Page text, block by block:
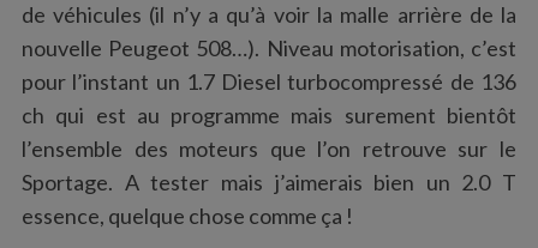
de véhicules (il n’y a qu’à voir la malle arrière de la
nouvelle Peugeot 508…). Niveau motorisation, c’est
pour l’instant un 1.7 Diesel turbocompressé de 136
ch qui est au programme mais surement bientôt
l’ensemble des moteurs que l’on retrouve sur le
Sportage. A tester mais j’aimerais bien un 2.0 T
essence, quelque chose comme ça !